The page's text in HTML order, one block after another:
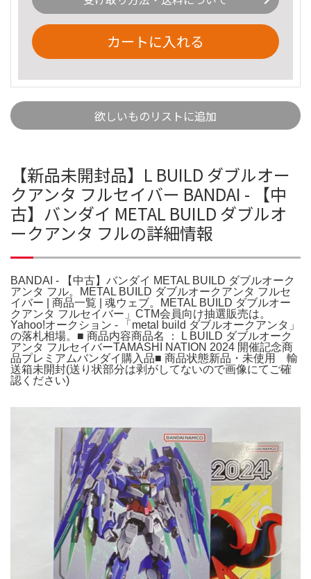
カートに入れる
欲しいものリストに追加
【新品未開封品】L BUILD ダブルオー
クアンタ フルセイバー BANDAI - 【中
古】バンダイ METAL BUILD ダブルオ
ークアンタ フルの詳細情報
BANDAI - 【中古】バンダイ METAL BUILD ダブルオーク
アンタ フル。METAL BUILD ダブルオークアンタ フルセ
イバー | 商品一覧 | 魂ウェブ。METAL BUILD ダブルオー
クアンタ フルセイバー」CTM会員向け抽選販売は。
Yahoo!オークション - 「metal build ダブルオークアンタ」
の落札相場。■ 商品内容商品名 ： L BUILD ダブルオーク
アンタ フルセイバーTAMASHI NATION 2024 開催記念商
品プレミアムバンダイ購入品■ 商品状態新品・未使用 輸
送箱未開封(送り状部分は剥がしてないので画像にてご確
認ください)